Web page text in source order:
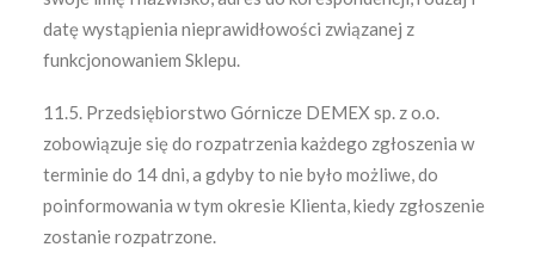
datę wystąpienia nieprawidłowości związanej z
funkcjonowaniem Sklepu.
11.5. Przedsiębiorstwo Górnicze DEMEX sp. z o.o.
zobowiązuje się do rozpatrzenia każdego zgłoszenia w
terminie do 14 dni, a gdyby to nie było możliwe, do
poinformowania w tym okresie Klienta, kiedy zgłoszenie
zostanie rozpatrzone.